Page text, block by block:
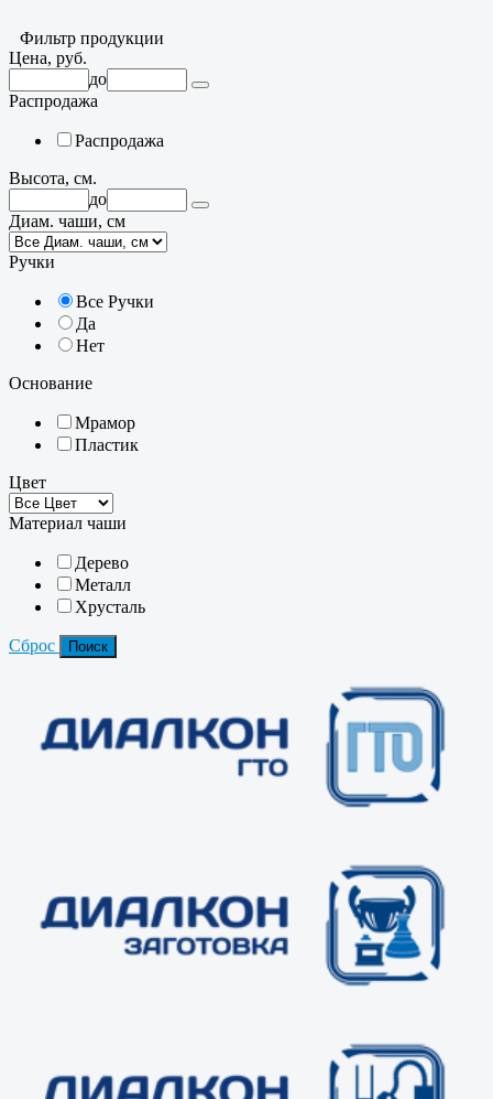
Фильтр продукции
Цена, руб.
до
Распродажа
Распродажа
Высота, см.
до
Диам. чаши, см
Ручки
Все Ручки
Да
Нет
Основание
Мрамор
Пластик
Цвет
Материал чаши
Дерево
Металл
Хрусталь
Сброс